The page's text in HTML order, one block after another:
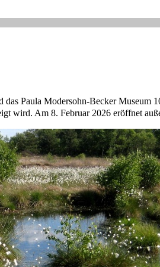
ihr Museum in der Bremer
gefeiert.
Fotografien und Dokumente
Böttcherstraße.
aus technischen Gründen.
Paula Modersohn-Becker
wird. Am 8. Februar 2026 eröffnet